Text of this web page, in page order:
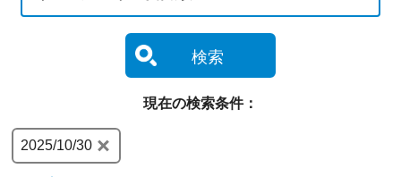
検索
現在の検索条件：
2025/10/30